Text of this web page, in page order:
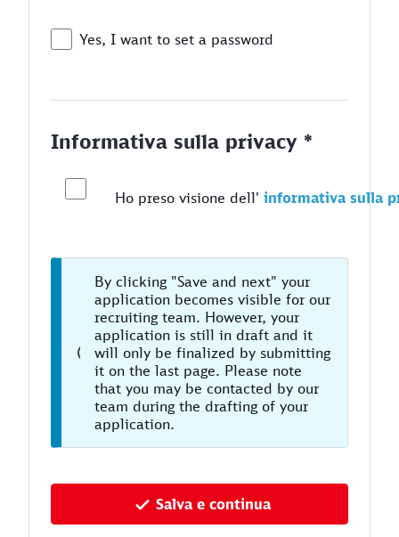
Yes, I want to set a password
Informativa sulla privacy *
Ho preso visione dell' informativa sulla
By clicking "Save and next" your
application becomes visible for our
recruiting team. However, your
application is still in draft and it
will only be finalized by submitting
it on the last page. Please note
that you may be contacted by our
team during the drafting of your
application.
Salva e continua